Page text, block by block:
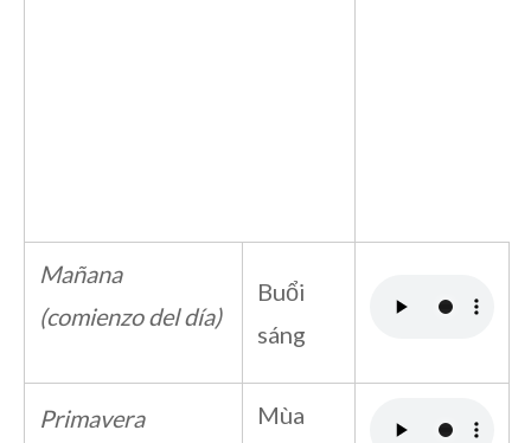
Mañana
(comienzo del día)
Buổi
sáng
Primavera
Mùa